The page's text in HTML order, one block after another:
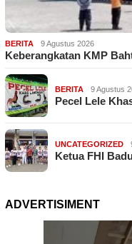
BERITA 9 Agustus 2026
Keberangkatan KMP
BERITA 9 Agustus
Pecel Lele
UNCATEGORIZED
Ketua FHI
ADVERTISIMENT